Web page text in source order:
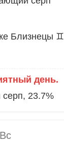
Близнецы ♊
день.
23.7%
Вс